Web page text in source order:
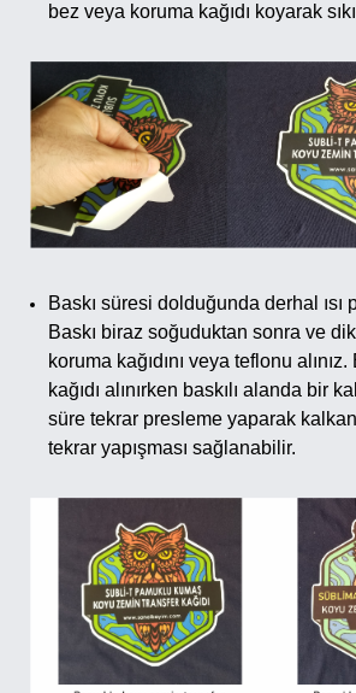
bez veya koruma kağıdı koyarak
Baskı süresi dolduğunda derhal ısı
Baskı biraz soğuduktan sonra ve
koruma kağıdını veya teflonu
kağıdı alınırken baskılı alanda bir
süre tekrar presleme yaparak
tekrar yapışması sağlanabilir.